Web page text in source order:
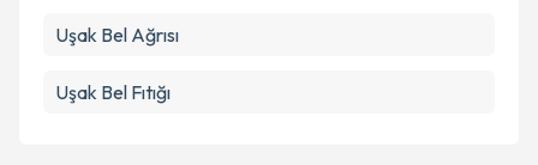
Uşak Bel Ağrısı
Uşak Bel Fıtığı